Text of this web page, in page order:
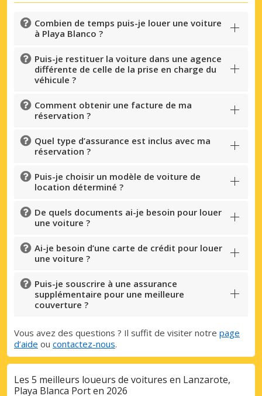
Combien de temps puis-je louer une voiture
à Playa Blanco ?
Puis-je restituer la voiture dans une agence
différente de celle de la prise en charge du
véhicule ?
Comment obtenir une facture de ma
réservation ?
Quel type d’assurance est inclus avec ma
réservation ?
Puis-je choisir un modèle de voiture de
location déterminé ?
De quels documents ai-je besoin pour louer
une voiture ?
Ai-je besoin d’une carte de crédit pour louer
une voiture ?
Puis-je souscrire à une assurance
supplémentaire pour une meilleure
couverture ?
Vous avez des questions ? Il suffit de visiter notre page
d’aide ou contactez-nous.
Les 5 meilleurs loueurs de voitures en Lanzarote,
Playa Blanca Port en 2026